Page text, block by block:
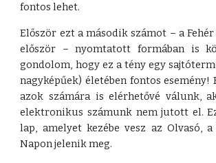
fontos lehet.
Először ezt a második számot – a
először – nyomtatott formában is
gondolom, hogy ez a tény egy
nagyképűek) életében fontos esemény!
azok számára is elérhetővé válunk,
elektronikus számunk nem jutott el.
lap, amelyet kezébe vesz az Olvasó,
Napon jelenik meg.